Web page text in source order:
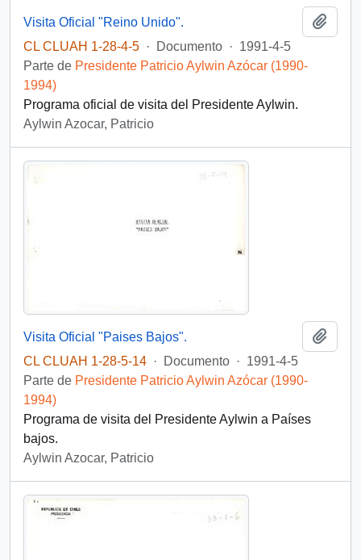
Visita Oficial "Reino Unido".
CL CLUAH 1-28-4-5 · Documento · 1991-4-5
Parte de Presidente Patricio Aylwin Azócar (1990-
1994)
Programa oficial de visita del Presidente Aylwin.
Aylwin Azocar, Patricio
Visita Oficial "Paises Bajos".
CL CLUAH 1-28-5-14 · Documento · 1991-4-5
Parte de Presidente Patricio Aylwin Azócar (1990-
1994)
Programa de visita del Presidente Aylwin a Países
bajos.
Aylwin Azocar, Patricio